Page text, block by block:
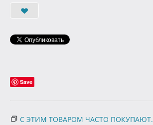
Save
С ЭТИМ ТОВАРОМ ЧАСТО